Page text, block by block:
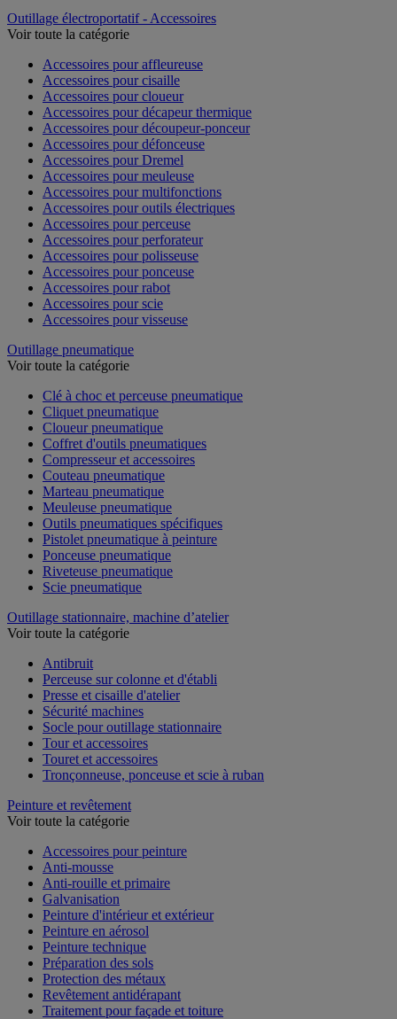
Outillage électroportatif - Accessoires
Voir toute la catégorie
Accessoires pour affleureuse
Accessoires pour cisaille
Accessoires pour cloueur
Accessoires pour décapeur thermique
Accessoires pour découpeur-ponceur
Accessoires pour défonceuse
Accessoires pour Dremel
Accessoires pour meuleuse
Accessoires pour multifonctions
Accessoires pour outils électriques
Accessoires pour perceuse
Accessoires pour perforateur
Accessoires pour polisseuse
Accessoires pour ponceuse
Accessoires pour rabot
Accessoires pour scie
Accessoires pour visseuse
Outillage pneumatique
Voir toute la catégorie
Clé à choc et perceuse pneumatique
Cliquet pneumatique
Cloueur pneumatique
Coffret d'outils pneumatiques
Compresseur et accessoires
Couteau pneumatique
Marteau pneumatique
Meuleuse pneumatique
Outils pneumatiques spécifiques
Pistolet pneumatique à peinture
Ponceuse pneumatique
Riveteuse pneumatique
Scie pneumatique
Outillage stationnaire, machine d’atelier
Voir toute la catégorie
Antibruit
Perceuse sur colonne et d'établi
Presse et cisaille d'atelier
Sécurité machines
Socle pour outillage stationnaire
Tour et accessoires
Touret et accessoires
Tronçonneuse, ponceuse et scie à ruban
Peinture et revêtement
Voir toute la catégorie
Accessoires pour peinture
Anti-mousse
Anti-rouille et primaire
Galvanisation
Peinture d'intérieur et extérieur
Peinture en aérosol
Peinture technique
Préparation des sols
Protection des métaux
Revêtement antidérapant
Traitement pour façade et toiture